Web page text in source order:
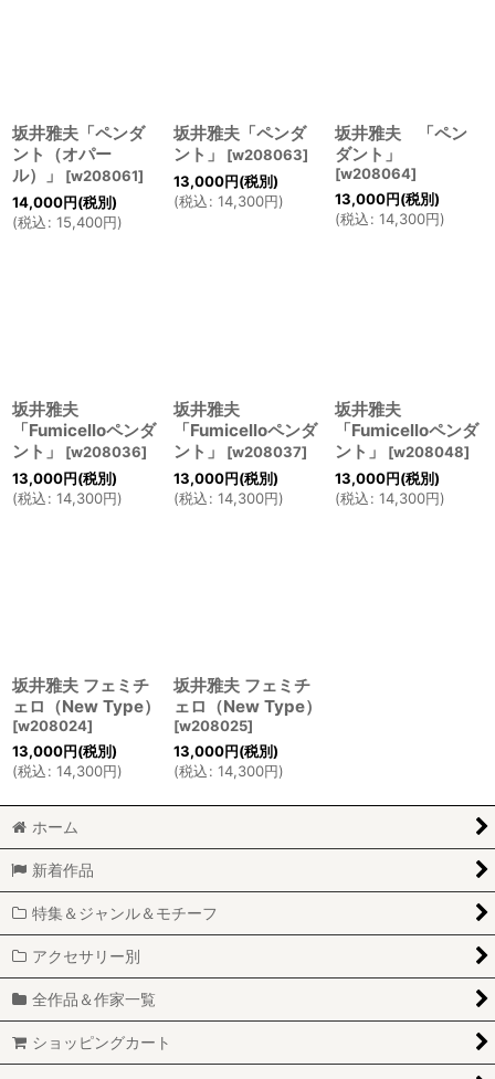
坂井雅夫「ペンダ
ント（オパー
ル）」
[w208061]
14,000円(税別)
(税込: 15,400円)
坂井雅夫「ペンダ
ント」
[w208063]
13,000円(税別)
(税込: 14,300円)
坂井雅夫 「ペン
ダント」
[w208064]
13,000円(税別)
(税込: 14,300円)
坂井雅夫
「Fumicelloペンダ
ント」
[w208036]
13,000円(税別)
(税込: 14,300円)
坂井雅夫
「Fumicelloペンダ
ント」
[w208037]
13,000円(税別)
(税込: 14,300円)
坂井雅夫
「Fumicelloペンダ
ント」
[w208048]
13,000円(税別)
(税込: 14,300円)
坂井雅夫 フェミチ
ェロ（New Type）
[w208024]
13,000円(税別)
(税込: 14,300円)
坂井雅夫 フェミチ
ェロ（New Type）
[w208025]
13,000円(税別)
(税込: 14,300円)
ホーム
新着作品
特集＆ジャンル＆モチーフ
アクセサリー別
全作品＆作家一覧
ショッピングカート